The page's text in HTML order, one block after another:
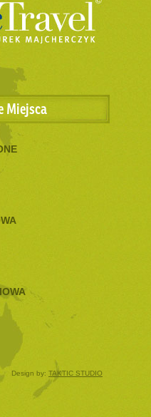
Miejsca
Design by: TAKTIC STUDIO